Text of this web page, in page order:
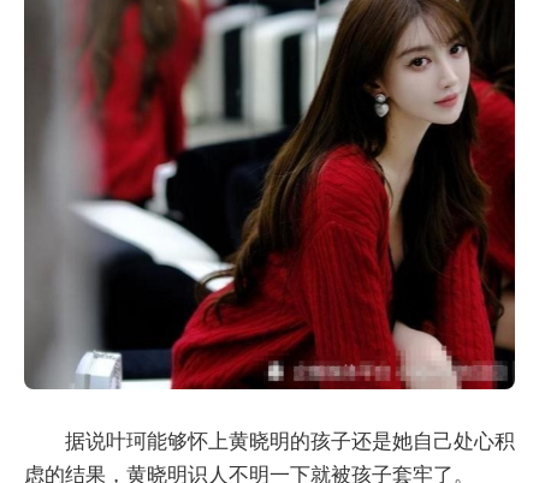
据说叶珂能够怀上黄晓明的孩子还是她自己处心积
虑的结果，黄晓明识人不明一下就被孩子套牢了。